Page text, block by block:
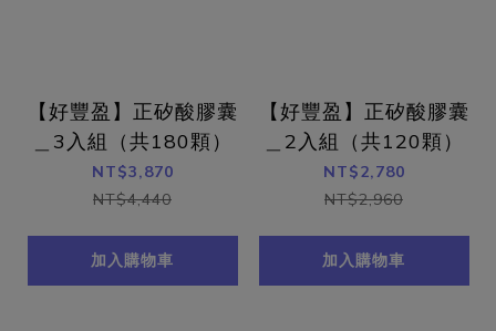
【好豐盈】正矽酸膠囊
＿3入組（共180顆）
NT$3,870
NT$4,440
加入購物車
【好豐盈】正矽酸膠囊
＿2入組（共120顆）
NT$2,780
NT$2,960
加入購物車